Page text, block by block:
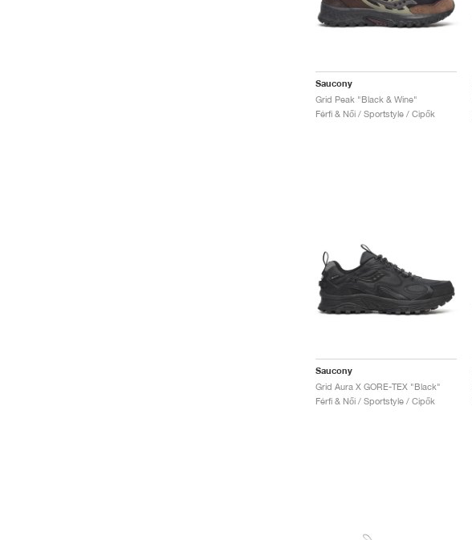
Saucony
Grid Peak "Black & Wine"
Férfi & Női / Sportstyle / Cipők
Saucony
Grid Aura X GORE-TEX "Black"
Férfi & Női / Sportstyle / Cipők